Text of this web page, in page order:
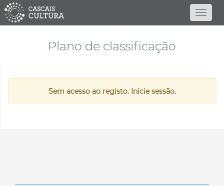
Plano de classificação
Sem acesso ao registo. Inicie sessão.